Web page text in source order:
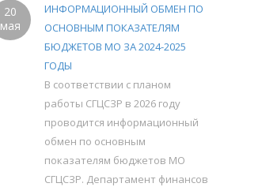
20
мая
ИНФОРМАЦИОННЫЙ ОБМЕН ПО
ОСНОВНЫМ ПОКАЗАТЕЛЯМ
БЮДЖЕТОВ МО ЗА 2024-2025
ГОДЫ
В соответствии с планом
работы СГЦСЗР в 2026 году
проводится информационный
обмен по основным
показателям бюджетов МО
СГЦСЗР. Департамент финансов